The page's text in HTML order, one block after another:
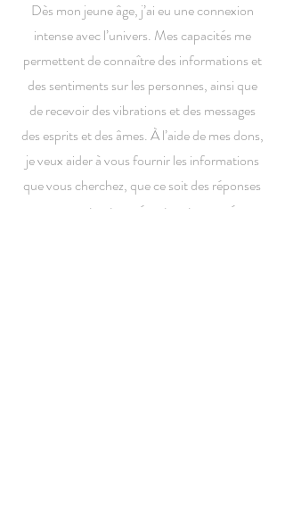
Dès mon jeune âge, j’ai eu une connexion
intense avec l’univers. Mes capacités me
permettent de connaître des informations et
des sentiments sur les personnes, ainsi que
de recevoir des vibrations et des messages
des esprits et des âmes. À l’aide de mes dons,
je veux aider à vous fournir les informations
que vous cherchez, que ce soit des réponses
concernant votre présent, votre passé ou